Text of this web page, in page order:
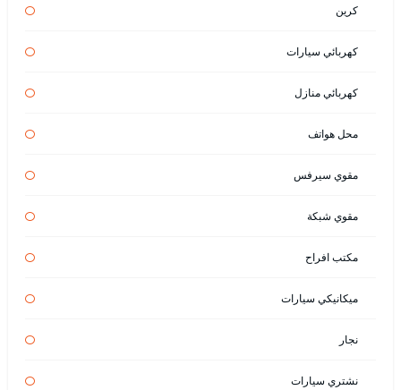
كرين
كهربائي سيارات
كهربائي منازل
محل هواتف
مقوي سيرفس
مقوي شبكة
مكتب افراح
ميكانيكي سيارات
نجار
نشتري سيارات